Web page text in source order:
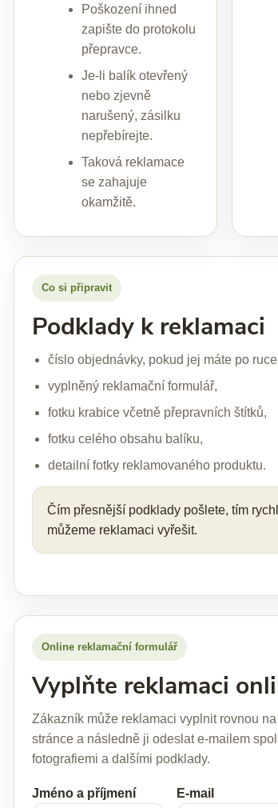
Poškození ihned
zapište do protokolu
přepravce.
Je-li balík otevřený
nebo zjevně
narušený, zásilku
nepřebírejte.
Taková reklamace
se zahajuje
okamžitě.
Co si připravit
Podklady k reklamaci
číslo objednávky, pokud jej máte po
vyplněný reklamační formulář,
fotku krabice včetně přepravních štítků,
fotku celého obsahu balíku,
detailní fotky reklamovaného produktu.
Čím přesnější podklady pošlete, tím
můžeme reklamaci vyřešit.
Online reklamační formulář
Vyplňte reklamaci
Zákazník může reklamaci vyplnit rovnou na
stránce a následně ji odeslat e-mailem
fotografiemi a dalšími podklady.
Jméno a příjmení E-mail